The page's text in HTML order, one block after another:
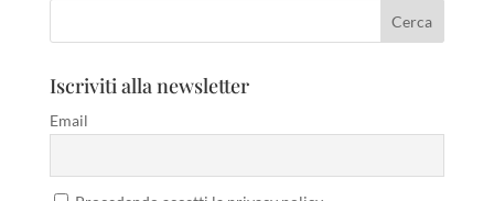
Iscriviti alla newsletter
Email